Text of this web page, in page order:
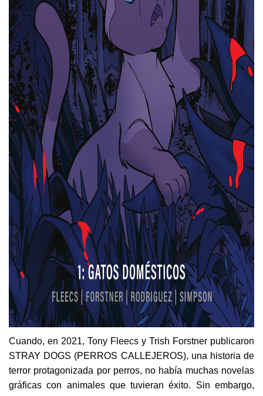
Cuando, en 2021, Tony Fleecs y Trish Forstner publicaron
STRAY DOGS (PERROS CALLEJEROS), una historia de
terror protagonizada por perros, no había muchas novelas
gráficas con animales que tuvieran éxito. Sin embargo,